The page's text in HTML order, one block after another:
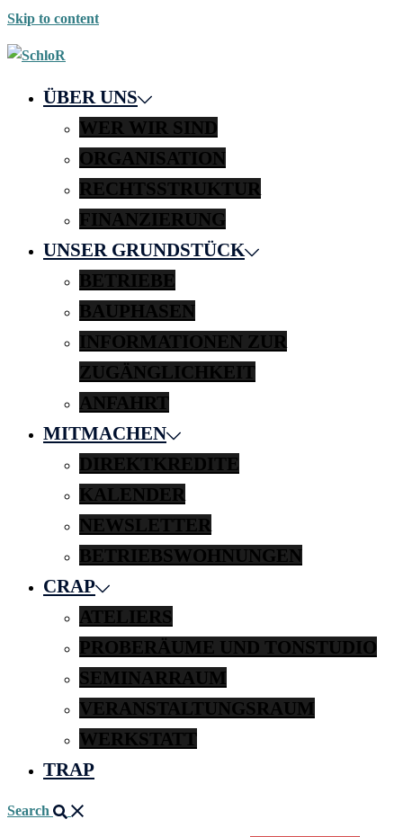
Skip to content
ÜBER UNS
WER WIR SIND
ORGANISATION
RECHTSSTRUKTUR
FINANZIERUNG
UNSER GRUNDSTÜCK
BETRIEBE
BAUPHASEN
INFORMATIONEN ZUR
ZUGÄNGLICHKEIT
ANFAHRT
MITMACHEN
DIREKTKREDITE
KALENDER
NEWSLETTER
BETRIEBSWOHNUNGEN
CRAP
ATELIERS
PROBERÄUME UND TONSTUDIO
SEMINARRAUM
VERANSTALTUNGSRAUM
WERKSTATT
TRAP
Search